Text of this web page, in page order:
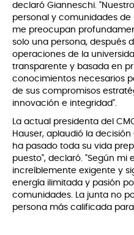
declaró Gianneschi.
personal y comunidades
me preocupan
solo una persona, después
operaciones de la
transparente y basada en
conocimientos necesarios
de sus compromisos
innovación e integridad".
La actual presidenta del
Hauser, aplaudió la decisión
ha pasado toda su vida
puesto", declaró. "Según mi
increíblemente exigente y
energía ilimitada y pasión
comunidades. La junta no
persona más calificada